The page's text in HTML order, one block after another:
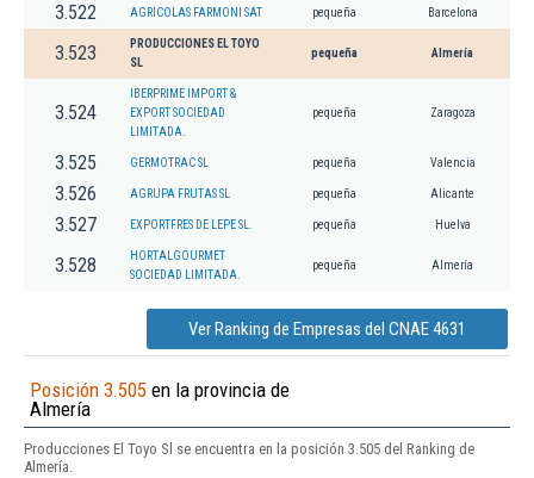
3.522 AGRICOLAS FARMONI SAT pequeña Barcelona
3.523
PRODUCCIONES EL TOYO
SL
pequeña Almería
3.524
IBERPRIME IMPORT &
EXPORT SOCIEDAD
LIMITADA.
pequeña Zaragoza
3.525 GERMOTRAC SL pequeña Valencia
3.526 AGRUPA FRUTAS SL pequeña Alicante
3.527 EXPORTFRES DE LEPE SL. pequeña Huelva
3.528
HORTALGOURMET
SOCIEDAD LIMITADA.
pequeña Almería
Ver Ranking de Empresas del CNAE 4631
Posición 3.505 en la provincia de
Almería
Producciones El Toyo Sl se encuentra en la posición 3.505 del Ranking de
Almería.